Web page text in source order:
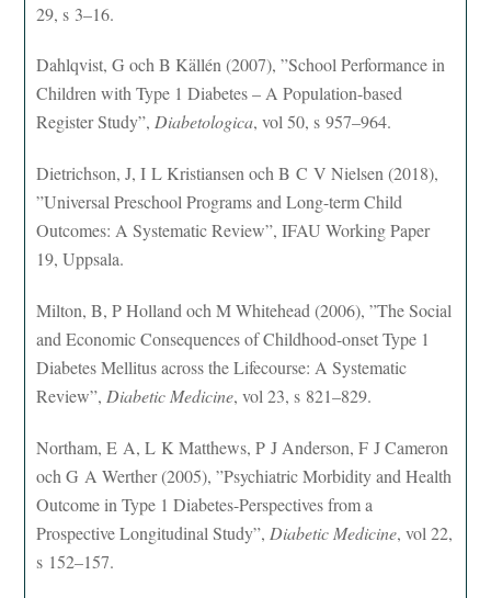
29, s 3–16.
Dahlqvist, G och B Källén (2007), ”School Performance in
Children with Type 1 Diabetes – A Population-based
Register Study”,Diabetologica, vol 50, s 957–964.
Dietrichson, J, I L Kristiansen och B C V Nielsen (2018),
”Universal Preschool Programs and Long-term Child
Outcomes: A Systematic Review”, IFAU Working Paper
19, Uppsala.
Milton, B, P Holland och M Whitehead (2006), ”The Social
and Economic Consequences of Childhood-onset Type 1
Diabetes Mellitus across the Lifecourse: A Systematic
Review”, Diabetic Medicine, vol 23, s 821–829.
Northam, E A, L K Matthews, P J Anderson, F J Cameron
och G A Werther (2005), ”Psychiatric Morbidity and Health
Outcome in Type 1 Diabetes-Perspectives from a
Prospective Longitudinal Study”, Diabetic Medicine, vol 22,
s 152–157.